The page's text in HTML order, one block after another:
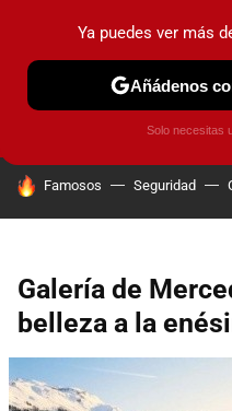
PRUEBAS COCHES
HOY SE HABLA DE
Famosos Seguridad
Galería de
belleza a la
Ya puedes ver más
Añádenos
Solo necesitas